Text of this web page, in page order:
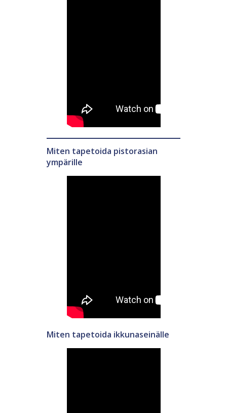
Miten tapetoida pistorasian
ympärille
Miten tapetoida ikkunaseinälle